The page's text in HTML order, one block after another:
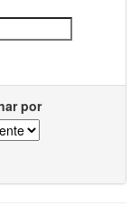
por